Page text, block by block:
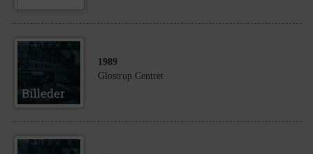
1989
Glostrup Centret